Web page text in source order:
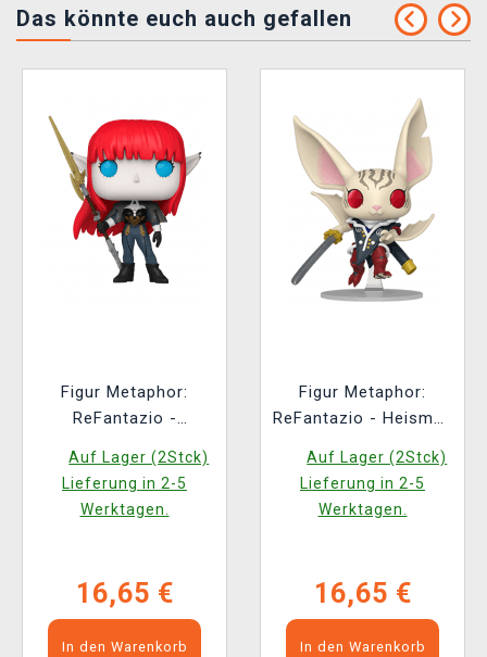
Das könnte euch auch gefallen
Figur Metaphor:
ReFantazio -
POP! Games 1228)
Auf Lager (2Stck)
Lieferung in 2-5
Werktagen.
16,65 €
In den Warenkorb
Figur Metaphor:
ReFantazio - Heismay
1229)
Auf Lager (2Stck)
Lieferung in 2-5
Werktagen.
16,65 €
In den Warenkorb